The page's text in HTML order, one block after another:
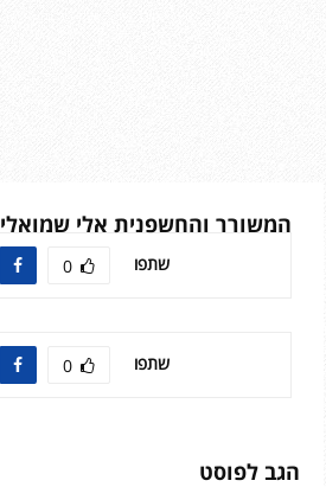
המשורר והחשפנית אלי שמואלי
שתפו 0
שתפו 0
הגב לפוסט